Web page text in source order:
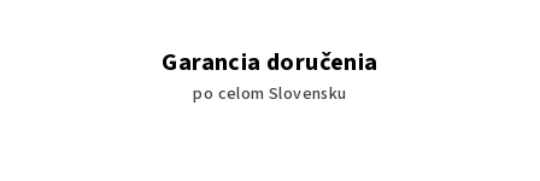
Garancia doručenia
po celom Slovensku